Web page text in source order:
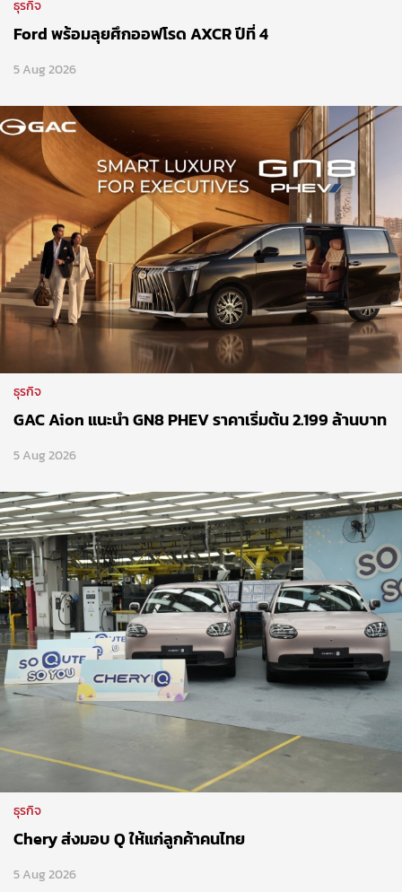
ธุรกิจ
Ford พร้อมลุยศึกออฟโรด AXCR ปีที่ 4
5 Aug 2026
ธุรกิจ
GAC Aion แนะนำ GN8 PHEV ราคาเริ่มต้น 2.199 ล้านบาท
5 Aug 2026
ธุรกิจ
Chery ส่งมอบ Q ให้แก่ลูกค้าคนไทย
5 Aug 2026